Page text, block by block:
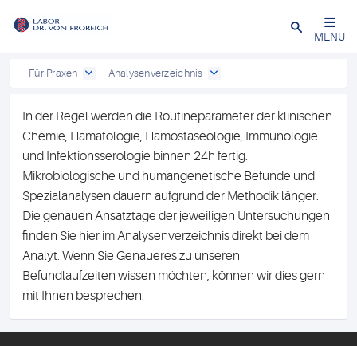
Close
MENU
Für Praxen Analysenverzeichnis
In der Regel werden die Routineparameter der klinischen
Chemie, Hämatologie, Hämostaseologie, Immunologie
und Infektionsserologie binnen 24h fertig.
Mikrobiologische und humangenetische Befunde und
Spezialanalysen dauern aufgrund der Methodik länger.
Die genauen Ansatztage der jeweiligen Untersuchungen
finden Sie hier im Analysenverzeichnis direkt bei dem
Analyt. Wenn Sie Genaueres zu unseren
Befundlaufzeiten wissen möchten, können wir dies gern
mit Ihnen besprechen.